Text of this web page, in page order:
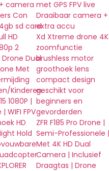
camera
Con
sd card
HD
2
Drone Dual
Met
Kinderen
1080P |
WIFI FPV
HD
Hold
met GPS FPV live
Draaibaar camera +
extra accu
Xd Xtreme drone
zoomfunctie
brushless motor
groothoek lens
compact design
geschikt voor
beginners en
gevorderden
ZFR F185 Pro Drone |
Semi-Professionele |
Met 4K HD Dual
Camera | Inclusief
Draagtas | Drone